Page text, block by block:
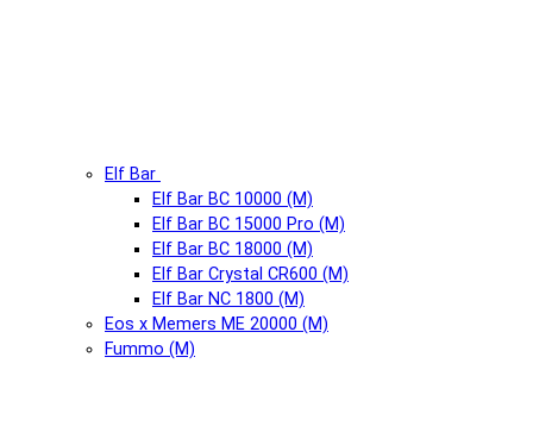
Elf Bar
Elf Bar BC 10000 (М)
Elf Bar BC 15000 Pro (М)
Elf Bar BC 18000 (М)
Elf Bar Crystal CR600 (М)
Elf Bar NC 1800 (М)
Eos x Memers ME 20000 (М)
Fummo (М)